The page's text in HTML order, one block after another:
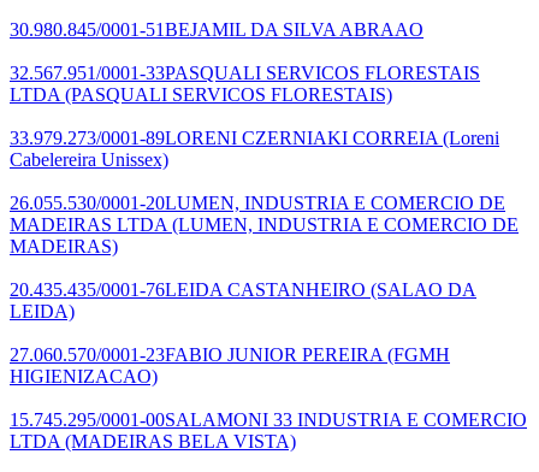
30.980.845/0001-51BEJAMIL DA SILVA ABRAAO
32.567.951/0001-33PASQUALI SERVICOS FLORESTAIS
LTDA (PASQUALI SERVICOS FLORESTAIS)
33.979.273/0001-89LORENI CZERNIAKI CORREIA (Loreni
Cabelereira Unissex)
26.055.530/0001-20LUMEN, INDUSTRIA E COMERCIO DE
MADEIRAS LTDA (LUMEN, INDUSTRIA E COMERCIO DE
MADEIRAS)
20.435.435/0001-76LEIDA CASTANHEIRO (SALAO DA
LEIDA)
27.060.570/0001-23FABIO JUNIOR PEREIRA (FGMH
HIGIENIZACAO)
15.745.295/0001-00SALAMONI 33 INDUSTRIA E COMERCIO
LTDA (MADEIRAS BELA VISTA)